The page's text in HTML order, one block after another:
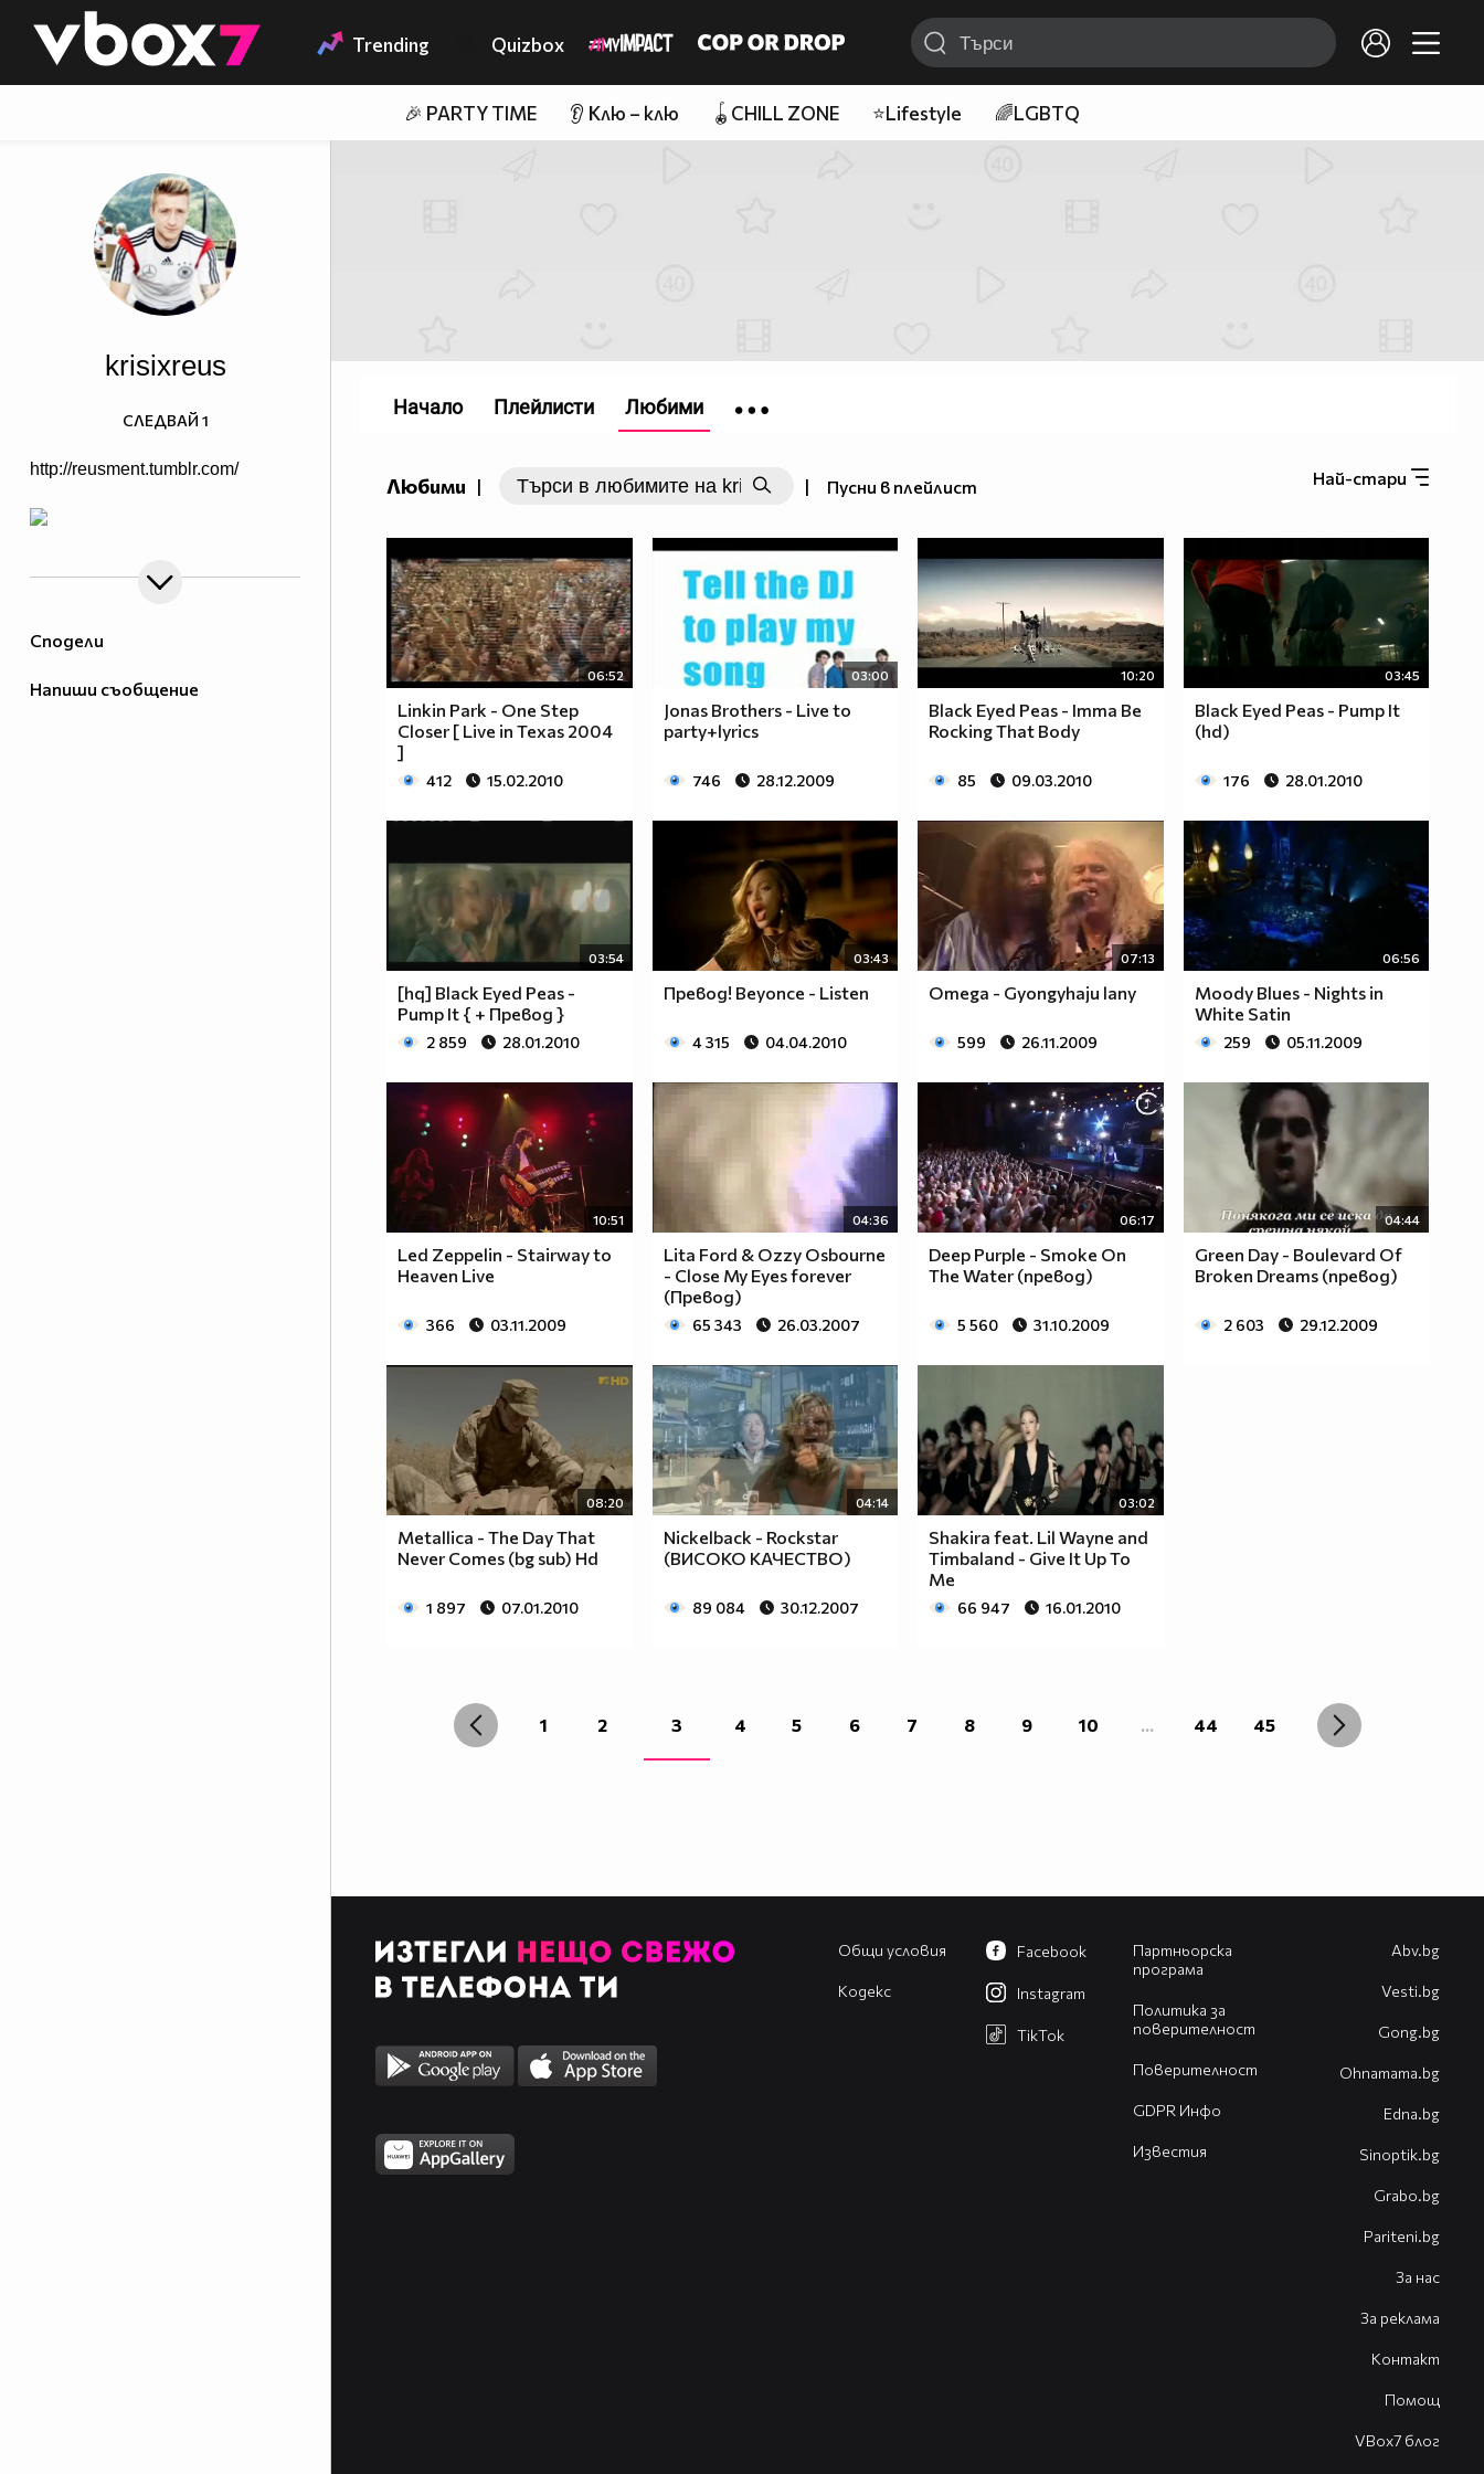
👾 Trending Quizbox
🎉 PARTY TIME 👂 Клю – клю 🪀CHILL ZONE ⭐Lifestyle 🌈LGBTQ
Сподели
Напиши съобщение
krisixreus
http://reusment.tumblr.com/
СЛЕДВАЙ 1
Любими | | Пусни в плейлист Най-стари
06:52
Linkin Park - One Step
Closer [ Live in Texas 2004
]
412 15.02.2010
03:00
Jonas Brothers - Live to
party+lyrics
746 28.12.2009
10:20
Black Eyed Peas - Imma Be
Rocking That Body
85 09.03.2010
03:45
Black Eyed Peas - Pump It
(hd)
176 28.01.2010
03:54
[hq] Black Eyed Peas -
Pump It { + Превод }
2 859 28.01.2010
03:43
Превод! Beyonce - Listen
4 315 04.04.2010
07:13
Omega - Gyongyhaju lany
599 26.11.2009
06:56
Moody Blues - Nights in
White Satin
259 05.11.2009
10:51
Led Zeppelin - Stairway to
Heaven Live
366 03.11.2009
04:36
Lita Ford & Ozzy Osbourne
- Close My Eyes forever
(Превод)
65 343 26.03.2007
06:17
Deep Purple - Smoke On
The Water (превод)
5 560 31.10.2009
04:44
Green Day - Boulevard Of
Broken Dreams (превод)
2 603 29.12.2009
08:20
Metallica - The Day That
Never Comes (bg sub) Hd
1 897 07.01.2010
04:14
Nickelback - Rockstar
(ВИСОКО КАЧЕСТВО)
89 084 30.12.2007
03:02
Shakira feat. Lil Wayne and
Timbaland - Give It Up To
Me
66 947 16.01.2010
1 2 3 4 5 6 7 8 9 10 ... 44 45
Начало Плейлисти Любими
Общи условия
Кодекс
Партньорска
програма
Политика за
поверителност
Поверителност
GDPR Инфо
Известия
Facebook
Instagram
TikTok
Abv.bg
Vesti.bg
Gong.bg
Оhnamama.bg
Edna.bg
Sinoptik.bg
Grabo.bg
Pariteni.bg
За нас
За реклама
Контакт
Помощ
VBox7 блог